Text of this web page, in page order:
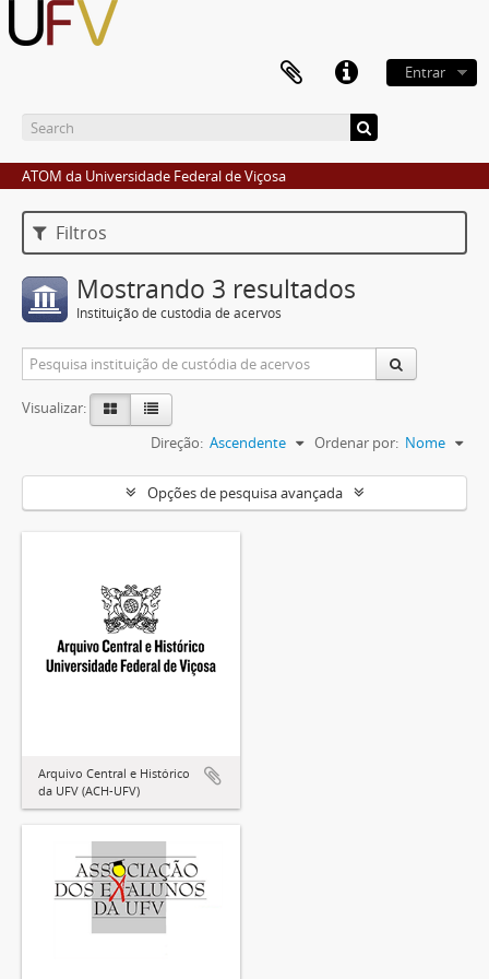
Entrar
ATOM da Universidade Federal de Viçosa
Filtros
Mostrando 3 resultados
Instituição de custódia de acervos
Visualizar:
Ordenar por: Nome
Direção: Ascendente
Opções de pesquisa avançada
Arquivo Central e Histórico
da UFV (ACH-UFV)